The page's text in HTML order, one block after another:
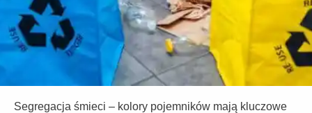
Segregacja śmieci – kolory pojemników mają kluczowe